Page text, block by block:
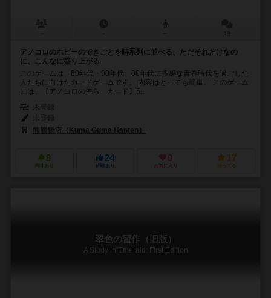
アノコロのホビーのできごとを時系列に並べる、ただそれだけなの
に、こんなに盛り上がる
このゲームは、80年代・90年代、00年代に多感な青春時代を過ごした
人たちに向けたカードゲームです。 内容はとっても簡単。 このゲーム
には、【アノコロの俺ら カード】5...
熊熊飯店（Kuma Guma Hanten）
9
興味あり
24
経験あり
0
お気に入り
17
持ってる
翠色の習作（旧版）
A Study in Emerald: First Edition